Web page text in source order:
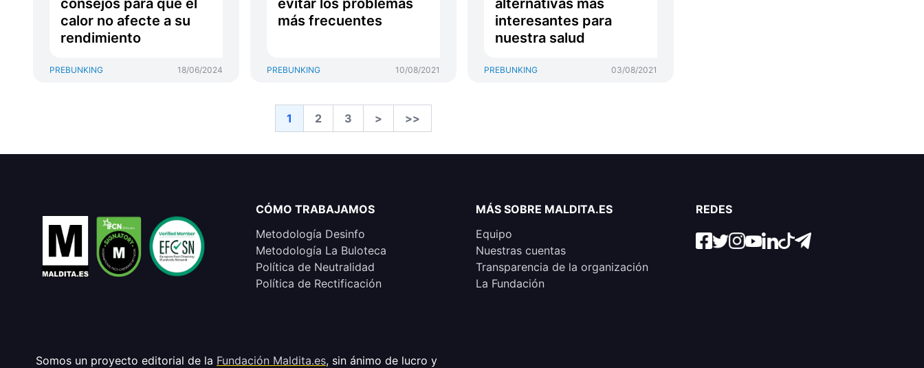
consejos para que el
calor no afecte a su
rendimiento
PREBUNKING 18/06/2024
evitar los problemas
más frecuentes
PREBUNKING 10/08/2021
alternativas más
interesantes para
nuestra salud
PREBUNKING 03/08/2021
1 2 3 > >>
CÓMO TRABAJAMOS
Metodología Desinfo
Metodología La Buloteca
Política de Neutralidad
Política de Rectificación
MÁS SOBRE MALDITA.ES
Equipo
Nuestras cuentas
Transparencia de la organización
La Fundación
REDES
Somos un proyecto editorial de la Fundación Maldita.es, sin ánimo de lucro y